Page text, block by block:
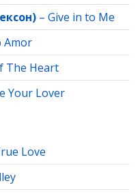
– Give in to Me
Amor
The Heart
Your Lover
Love